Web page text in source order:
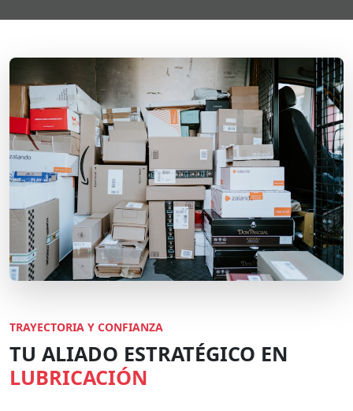
TRAYECTORIA Y CONFIANZA
TU ALIADO ESTRATÉGICO EN
LUBRICACIÓN